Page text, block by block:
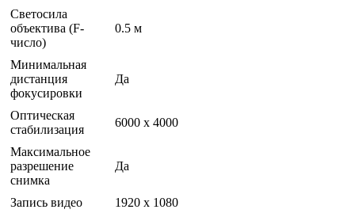
Светосила
объектива (F-
число)
0.5 м
Минимальная
дистанция
фокусировки
Да
Оптическая
стабилизация
6000 x 4000
Максимальное
разрешение
снимка
Да
Запись видео
1920 x 1080